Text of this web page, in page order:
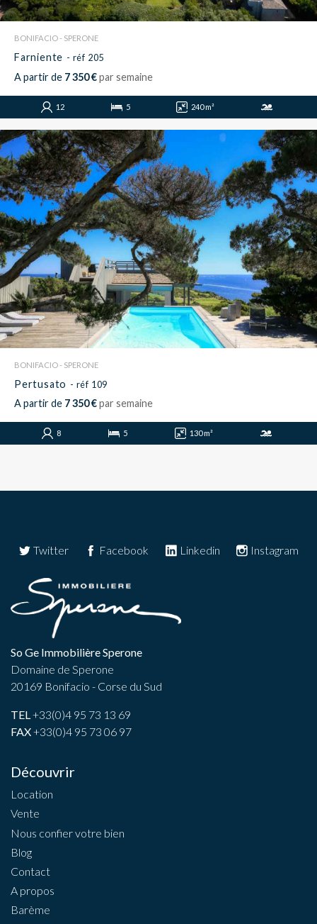
BONIFACIO - SPERONE
Farniente - réf 205
A partir de 7 350 €par semaine
12 5 240 m²
BONIFACIO - SPERONE
Pertusato - réf 109
A partir de 7 350 €par semaine
8 5 130 m²
Twitter Facebook Linkedin Instagram
So Ge Immobilière Sperone
Domaine de Sperone
20169 Bonifacio - Corse du Sud
TEL+33(0)4 95 73 13 69
FAX+33(0)4 95 73 06 97
Découvrir
Location
Vente
Nous confier votre bien
Blog
Contact
A propos
Barème